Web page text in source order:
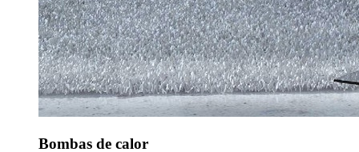
Bombas de calor